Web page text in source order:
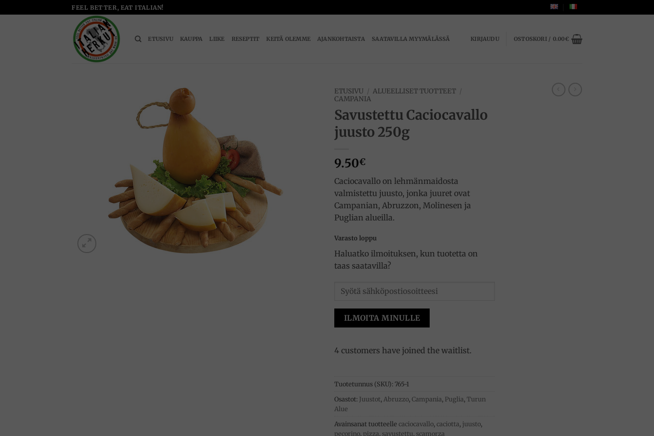
to
FEEL BETTER, EAT ITALIAN!
ETUSIVU KAUPPA LIIKE RESEPTIT KEITÄ OLEMME AJANKOHTAISTA SAATAVILLA MYYMÄLÄSSÄ KIRJAUDU OSTOSKORI / 0.00€
ETUSIVU / ALUEELLISET TUOTTEET /
CAMPANIA
Savustettu Caciocavallo
juusto 250g
9.50€
Caciocavallo on lehmänmaidosta
valmistettu juusto, jonka juuret ovat
Campanian, Abruzzon, Molinesen ja
Puglian alueilla.
Varasto loppu
Haluatko ilmoituksen, kun tuotetta on
taas saatavilla?
ILMOITA MINULLE
4 customers have joined the waitlist.
Tuotetunnus (SKU):765-1
Osastot: Juustot,Abruzzo,Campania, Puglia,Turun
Alue
Avainsanat tuotteelle caciocavallo,caciotta, juusto,
pecorino,pizza, savustettu, scamorza